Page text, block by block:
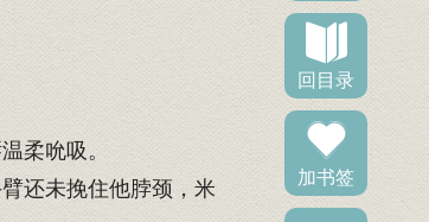
回目录
加书签
柔吮吸。
还未挽住他脖颈，米